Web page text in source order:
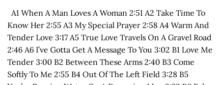
A1 When A Man Loves A Woman 2:51 A2 Take Time To
Know Her 2:55 A3 My Special Prayer 2:58 A4 Warm And
Tender Love 3:17 A5 True Love Travels On A Gravel Road
2:46 A6 I’ve Gotta Get A Message To You 3:02 B1 Love Me
Tender 3:00 B2 Between These Arms 2:40 B3 Come
Softly To Me 2:55 B4 Out Of The Left Field 3:28 B5